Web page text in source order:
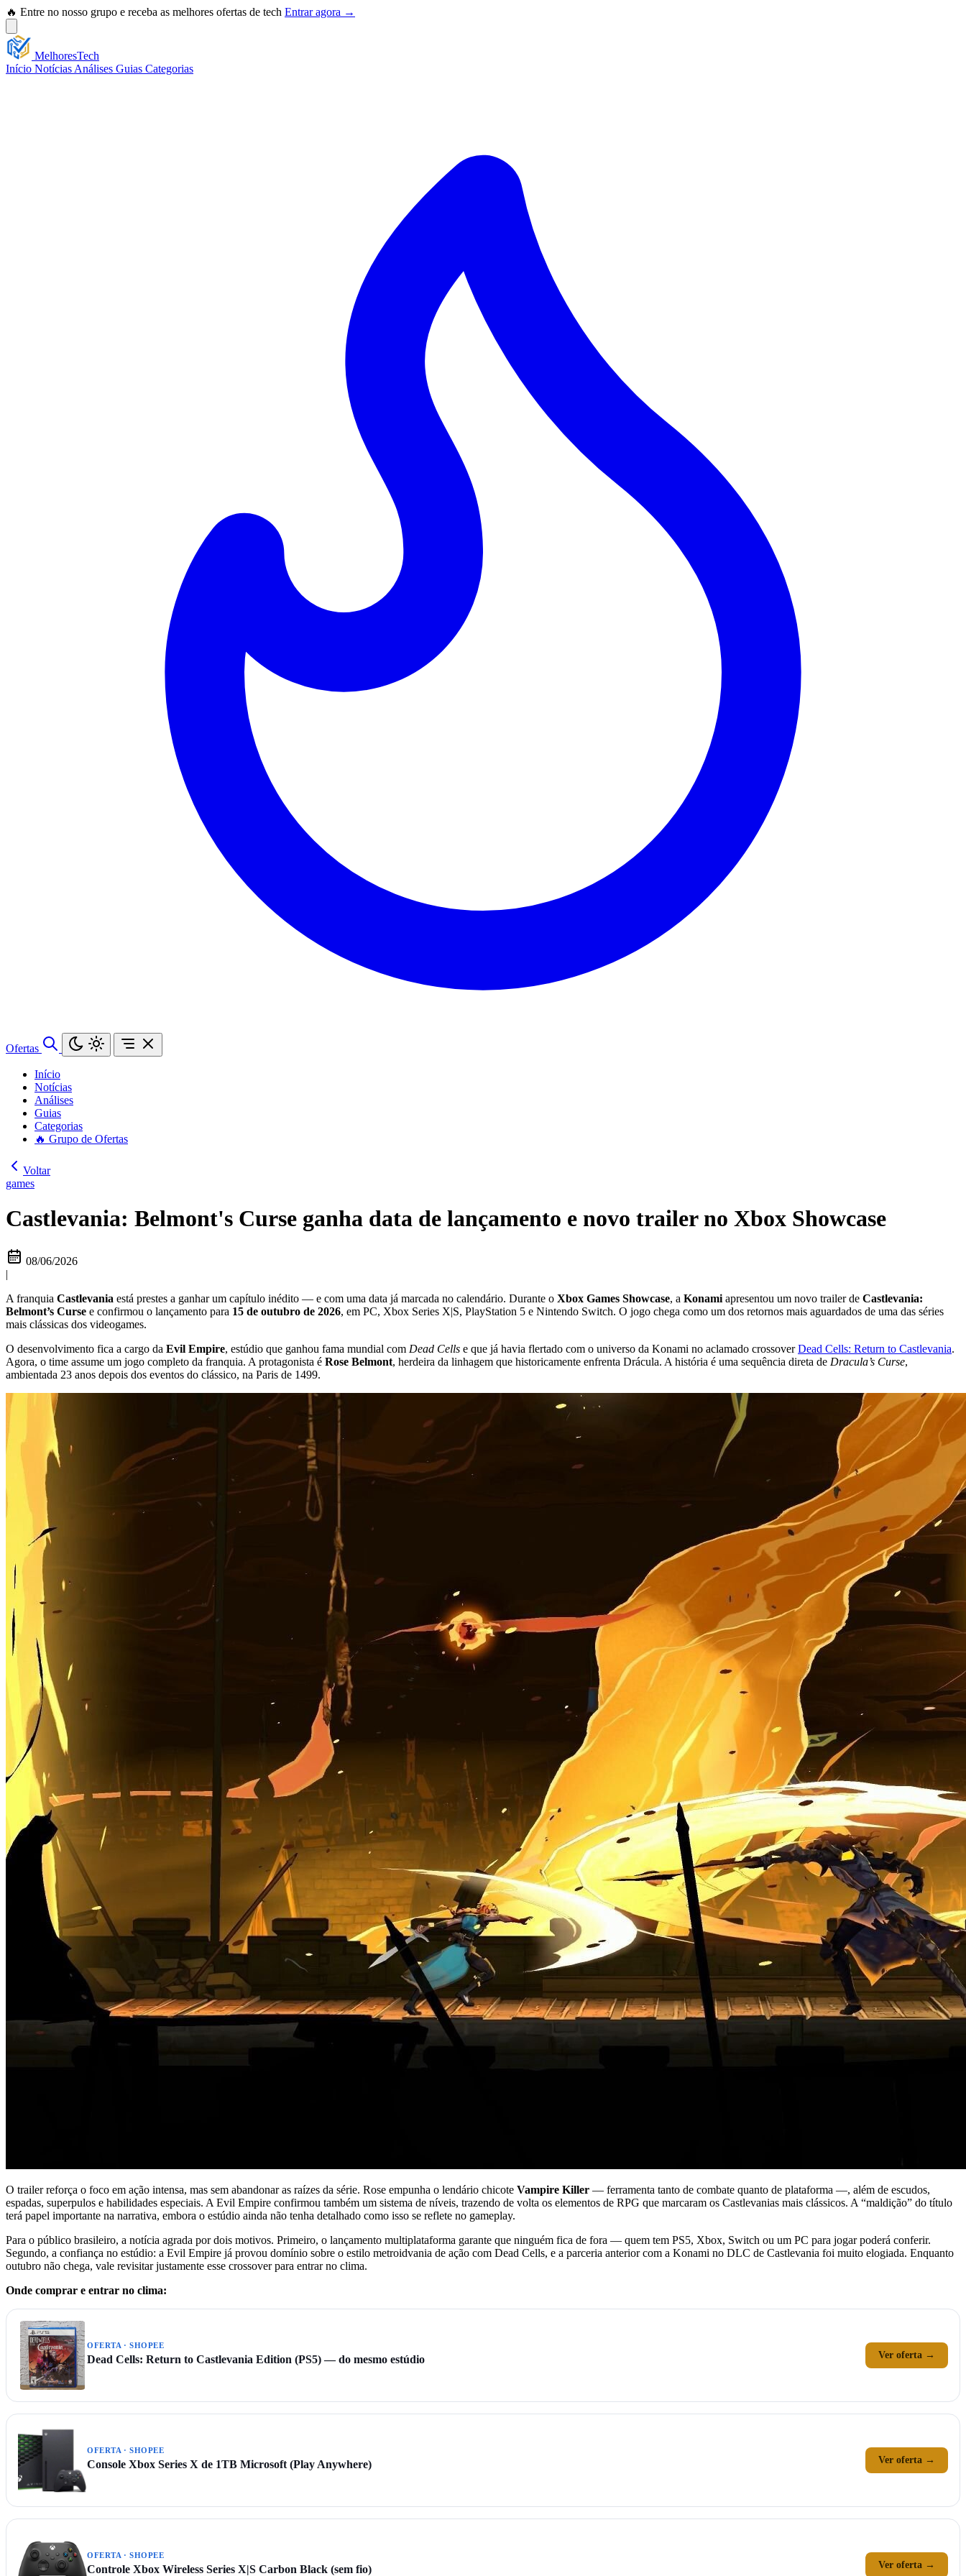
🔥 Entre no nosso grupo e receba as melhores ofertas de tech Entrar agora →
MelhoresTech
Início Notícias Análises Guias Categorias
Ofertas
Início
Notícias
Análises
Guias
Categorias
🔥 Grupo de Ofertas
Voltar
games
Castlevania: Belmont's Curse ganha data de lançamento e novo trailer no Xbox Showcase
08/06/2026
|
A franquia Castlevania está prestes a ganhar um capítulo inédito — e com uma data já marcada no calendário. Durante o Xbox Games Showcase, a Konami apresentou um novo trailer de Castlevania:
Belmont’s Curse e confirmou o lançamento para 15 de outubro de 2026, em PC, Xbox Series X|S, PlayStation 5 e Nintendo Switch. O jogo chega como um dos retornos mais aguardados de uma das séries
mais clássicas dos videogames.
O desenvolvimento fica a cargo da Evil Empire, estúdio que ganhou fama mundial com Dead Cells e que já havia flertado com o universo da Konami no aclamado crossoverDead Cells: Return to Castlevania.
Agora, o time assume um jogo completo da franquia. A protagonista é Rose Belmont, herdeira da linhagem que historicamente enfrenta Drácula. A história é uma sequência direta de Dracula’s Curse,
ambientada 23 anos depois dos eventos do clássico, na Paris de 1499.
O trailer reforça o foco em ação intensa, mas sem abandonar as raízes da série. Rose empunha o lendário chicote Vampire Killer — ferramenta tanto de combate quanto de plataforma —, além de escudos,
espadas, superpulos e habilidades especiais. A Evil Empire confirmou também um sistema de níveis, trazendo de volta os elementos de RPG que marcaram os Castlevanias mais clássicos. A “maldição” do título
terá papel importante na narrativa, embora o estúdio ainda não tenha detalhado como isso se reflete no gameplay.
Para o público brasileiro, a notícia agrada por dois motivos. Primeiro, o lançamento multiplataforma garante que ninguém fica de fora — quem tem PS5, Xbox, Switch ou um PC para jogar poderá conferir.
Segundo, a confiança no estúdio: a Evil Empire já provou domínio sobre o estilo metroidvania de ação com Dead Cells, e a parceria anterior com a Konami no DLC de Castlevania foi muito elogiada. Enquanto
outubro não chega, vale revisitar justamente esse crossover para entrar no clima.
Onde comprar e entrar no clima:
OFERTA · SHOPEE
Dead Cells: Return to Castlevania Edition (PS5) — do mesmo estúdio Ver oferta →
OFERTA · SHOPEE
Console Xbox Series X de 1TB Microsoft (Play Anywhere) Ver oferta →
OFERTA · SHOPEE
Controle Xbox Wireless Series X|S Carbon Black (sem fio) Ver oferta →